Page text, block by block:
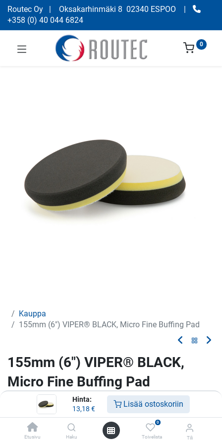
Hinta:
13,18 € Lisää ostoskoriin
Etusivu Haku
0
Toivelista Tili
Routec Oy | Oksakarhinmäki 8 02340 ESPOO
|
+358 (0) 40 044 6824
0
Kauppa
155mm (6") VIPER® BLACK, Micro Fine Buffing Pad
155mm (6") VIPER® BLACK,
Micro Fine Buffing Pad
Vaahtomuovilaikka
13,18€